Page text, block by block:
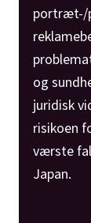
portræt-/
og
juridisk
risikoen
værste
Japan.